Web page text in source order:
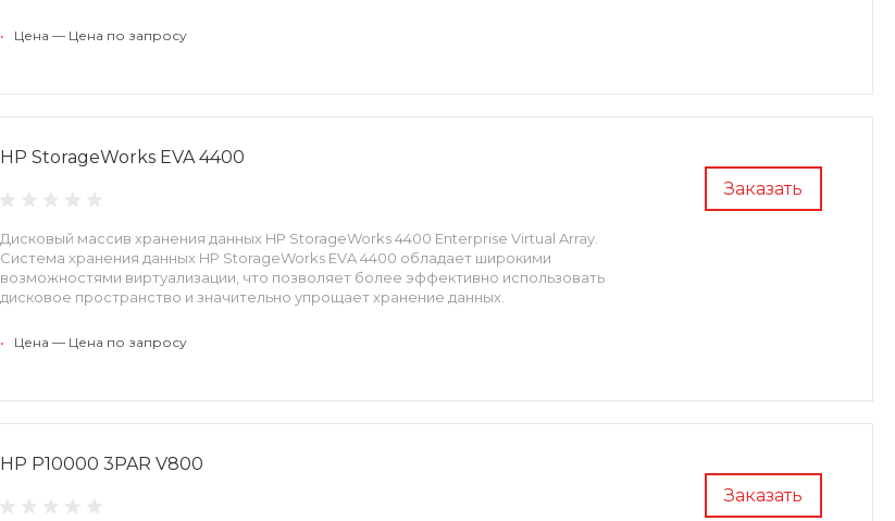
• Цена — Цена по запросу
Заказать
HP StorageWorks EVA 4400
Дисковый массив хранения данных HP StorageWorks 4400 Enterprise Virtual Array.
Система хранения данных HP StorageWorks EVA 4400 обладает широкими
возможностями виртуализации, что позволяет более эффективно использовать
дисковое пространство и значительно упрощает хранение данных.
• Цена — Цена по запросу
Заказать
HP P10000 3PAR V800